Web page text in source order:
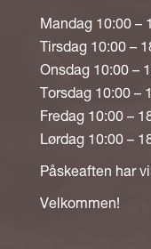
Mandag 10:00 –
Tirsdag 10:00 –
Onsdag 10:00 –
Torsdag 10:00 –
Fredag 10:00 –
Lørdag 10:00 –
Påskeaften har
Velkommen!